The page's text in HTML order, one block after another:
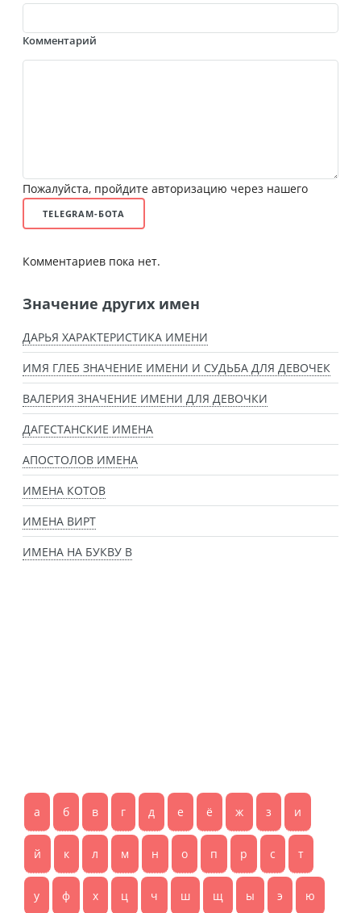
Комментарий
Пожалуйста, пройдите авторизацию через нашего
TELEGRAM-БОТА
Комментариев пока нет.
Значение других имен
ДАРЬЯ ХАРАКТЕРИСТИКА ИМЕНИ
ИМЯ ГЛЕБ ЗНАЧЕНИЕ ИМЕНИ И СУДЬБА ДЛЯ ДЕВОЧЕК
ВАЛЕРИЯ ЗНАЧЕНИЕ ИМЕНИ ДЛЯ ДЕВОЧКИ
ДАГЕСТАНСКИЕ ИМЕНА
АПОСТОЛОВ ИМЕНА
ИМЕНА КОТОВ
ИМЕНА ВИРТ
ИМЕНА НА БУКВУ В
а б в г д е ё ж з и
й к л м н о п р с т
у ф х ц ч ш щ ы э ю